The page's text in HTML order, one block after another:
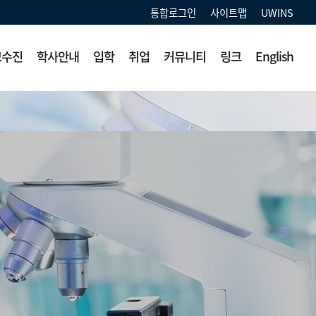
통합로그인 사이트맵 UWINS
진 학사안내 입학 취업 커뮤니티 링크 English